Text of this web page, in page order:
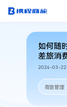
如何随
差旅消
企业差
2024-03-22
商旅管理